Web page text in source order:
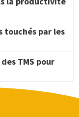
touchés par les
TMS pour